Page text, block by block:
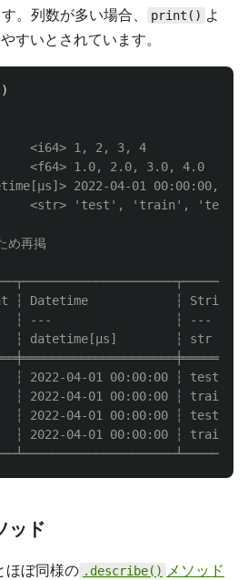
。列数が多い場合、
print() よ
すいとされています。
<i64> 1, 2, 3, 4
<f64> 1.0, 2.0, 3.0, 4.0
2022-04-01 00:00:00,
め再掲
┆ Datetime            ┆ String │
┆ ---                 ┆ ---    │
┆ datetime[μs]        ┆ str    │
2022-04-01 00:00:00 ┆ test   │
2022-04-01 00:00:00 ┆ train  │
2022-04-01 00:00:00 ┆ test   │
2022-04-01 00:00:00 ┆ train  │
ッド
ほぼ同様の .describe() メソッド